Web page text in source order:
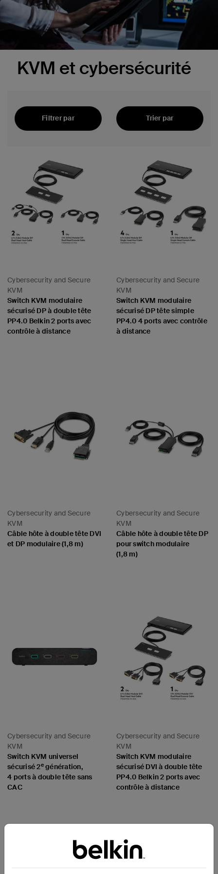
KVM et cybersécurité
Filtrer par
Trier par
Cybersecurity and Secure
KVM
Switch KVM modulaire
sécurisé DP à double tête
PP4.0 Belkin 2 ports avec
contrôle à distance
Cybersecurity and Secure
KVM
Switch KVM modulaire
sécurisé DP tête simple
PP4.0 4 ports avec contrôle
à distance
Cybersecurity and Secure
KVM
Câble hôte à double tête DVI
et DP modulaire (1,8 m)
Cybersecurity and Secure
KVM
Câble hôte à double tête DP
pour switch modulaire
(1,8 m)
Cybersecurity and Secure
KVM
Switch KVM universel
sécurisé 2egénération,
4 ports à double tête sans
CAC
Cybersecurity and Secure
KVM
Switch KVM modulaire
sécurisé DVI à double tête
PP4.0 Belkin 2 ports avec
contrôle à distance